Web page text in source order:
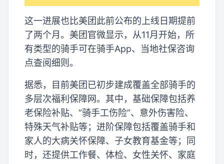
这一进展也比美团此前公布的上线日期提前
了两个月。美团官微显示，从11月开始，所
有类型的骑手可在骑手App、当地社保咨询
点查阅细则。
据悉，目前美团已初步建成覆盖全部骑手的
多层次福利保障网。其中，基础保障包括养
老保险补贴、“骑手工伤险”、意外伤害险、
特殊天气补贴等；进阶保障包括覆盖骑手和
家人的大病关怀保障、子女教育基金等；同
时，还提供工作餐、体检、女性关怀、家庭